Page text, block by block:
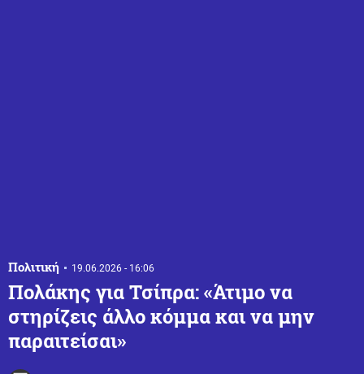
Πολιτική 19.06.2026 - 16:06
Πολάκης για Τσίπρα: «Άτιμο να
στηρίζεις άλλο κόμμα και να μην
παραιτείσαι»